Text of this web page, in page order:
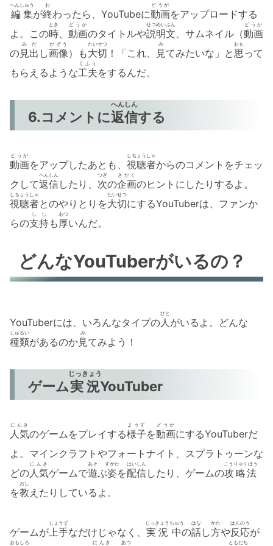
編集
へんしゅう
が終
お
わったら、YouTubeに動画
どうが
をアップロードする
よ。この時
とき
動画
どうが
のタイトルや説明
せつめい
文
ぶん
、サムネイル（動画
どうが
の見出
みだ
し画像
がぞう
）も大切
たいせつ
！「これ、 見
み
てみたいな」と 思
おも
って
もらえるような工夫
くふう
をするんだ。
6.コメントに返信
へんしん
する
動画
どうが
をアップしたあとも、 視聴者
しちょうしゃ
からのコメントをチェッ
クして返信
へんしん
したり、 次
つぎ
の企画
きかく
のヒントにしたりするよ。
視聴者
しちょうしゃ
とのやりとりを大切
たいせつ
にするYouTuberは、ファンか
らの支持
しじ
も 厚
あつ
いんだ。
どんなYouTuberがいるの？
YouTuberには、いろんなタイプの 人
ひと
がいるよ。どんな
種類
しゅるい
があるのか見
み
てみよう！
ゲーム実況
じっきょう
YouTuber
人気
にんき
のゲームをプレイする様子
ようす
を動画
どうが
にするYouTuberだ
よ。マインクラフトやフォートナイト、スプラトゥーンな
どの人気
にんき
ゲームで遊
あそ
ぶ姿
すがた
を配信
はいしん
したり、ゲームの攻略法
こうりゃくほう
を教
おし
えたりしているよ。
ゲームが 上手
じょうず
なだけじゃなく、 実況
じっきょう
中
ちゅう
の話
はな
し方
かた
や反応
はんのう
が
おもしろ にんき あつ ともだち